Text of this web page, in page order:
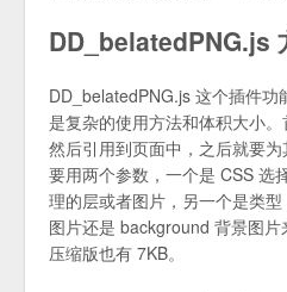
DD_belatedPNG.js
DD_belatedPNG.js 这个插件
是复杂的使用方法和体积大小。
然后引用到页面中，之后就要
要用两个参数，一个是 CSS 选
理的层或者图片，另一个是类
图片还是 background 背景图片
压缩版也有 7KB。